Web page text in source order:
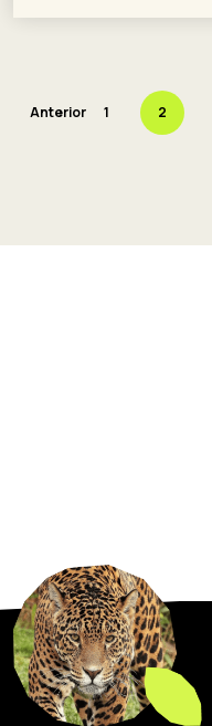
Anterior 1 2